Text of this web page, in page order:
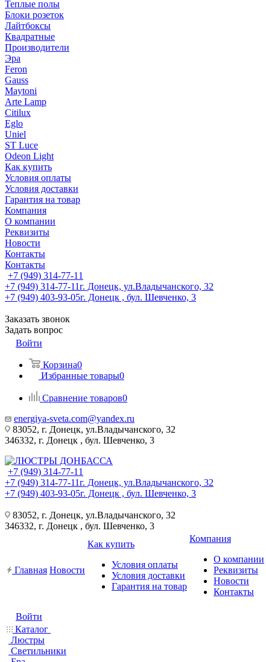
Теплые полы
Блоки розеток
Лайтбоксы
Квадратные
Производители
Эра
Feron
Gauss
Maytoni
Arte Lamp
Citilux
Eglo
Uniel
ST Luce
Odeon Light
Как купить
Условия оплаты
Условия доставки
Гарантия на товар
Компания
О компании
Реквизиты
Новости
Контакты
Контакты
+7 (949) 314-77-11
+7 (949) 314-77-11г. Донецк, ул.Владычанского, 32
+7 (949) 403-93-05г. Донецк , бул. Шевченко, 3
Заказать звонок
Задать вопрос
Войти
Корзина0
Избранные товары0
Сравнение товаров0
energiya-sveta.com@yandex.ru
83052, г. Донецк, ул.Владычанского, 32
346332, г. Донецк , бул. Шевченко, 3
+7 (949) 314-77-11
+7 (949) 314-77-11г. Донецк, ул.Владычанского, 32
+7 (949) 403-93-05г. Донецк , бул. Шевченко, 3
83052, г. Донецк, ул.Владычанского, 32
346332, г. Донецк , бул. Шевченко, 3
Главная Новости
Как купить
Условия оплаты
Условия доставки
Гарантия на товар
Компания
О компании
Реквизиты
Новости
Контакты
Войти
Каталог
Люстры
Светильники